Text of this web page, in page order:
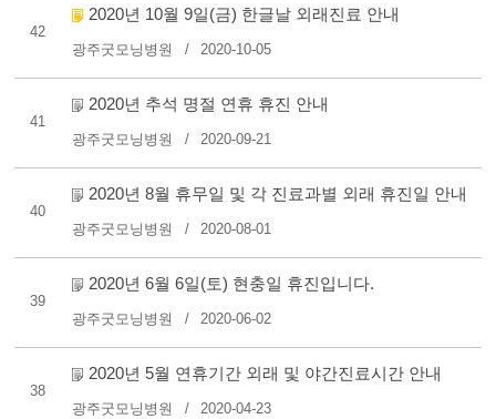
42
2020년 10월 9일(금) 한글날 외래진료 안내
광주굿모닝병원 2020-10-05
41
2020년 추석 명절 연휴 휴진 안내
광주굿모닝병원 2020-09-21
40
2020년 8월 휴무일 및 각 진료과별 외래 휴진일 안내
광주굿모닝병원 2020-08-01
39
2020년 6월 6일(토) 현충일 휴진입니다.
광주굿모닝병원 2020-06-02
38
2020년 5월 연휴기간 외래 및 야간진료시간 안내
광주굿모닝병원 2020-04-23